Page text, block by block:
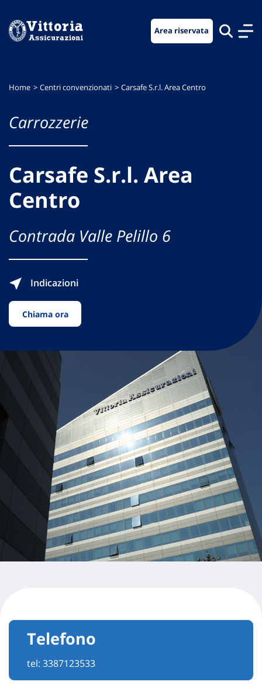
menu
contenuto
footer
Area riservata
Home Centri convenzionati Carsafe S.r.l. Area Centro
Carrozzerie
Carsafe S.r.l. Area
Centro
Contrada Valle Pelillo 6
Indicazioni
Chiama ora
Telefono
tel: 3387123533